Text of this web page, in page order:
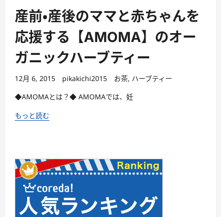
産前・産後のママと赤ちゃんを
応援する【AMOMA】のオー
ガニックハーブティー
12月 6, 2015 pikakichi2015 お茶, ハーブティー
◆AMOMAとは？◆ AMOMAでは、妊
もっと読む